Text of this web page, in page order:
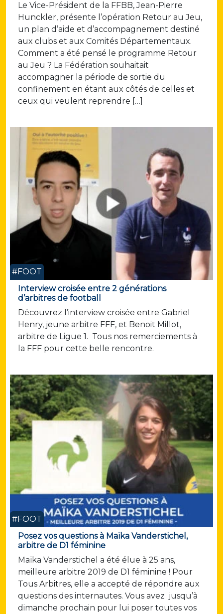
Le Vice-Président de la FFBB, Jean-Pierre
Hunckler, présente l’opération Retour au Jeu,
un plan d’aide et d’accompagnement destiné
aux clubs et aux Comités Départementaux.
Comment a été pensé le programme Retour
au Jeu ? La Fédération souhaitait
accompagner la période de sortie du
confinement en étant aux côtés de celles et
ceux qui veulent reprendre […]
#FOOT
Interview croisée entre 2 générations
d’arbitres de football
Découvrez l’interview croisée entre Gabriel
Henry, jeune arbitre FFF, et Benoit Millot,
arbitre de Ligue 1. Tous nos remerciements à
la FFF pour cette belle rencontre.
#FOOT
Posez vos questions à Maïka Vanderstichel,
arbitre de D1 féminine
Maïka Vanderstichel a été élue à 25 ans,
meilleure arbitre 2019 de D1 féminine ! Pour
Tous Arbitres, elle a accepté de répondre aux
questions des internautes. Vous avez jusqu’à
dimanche prochain pour lui poser toutes vos